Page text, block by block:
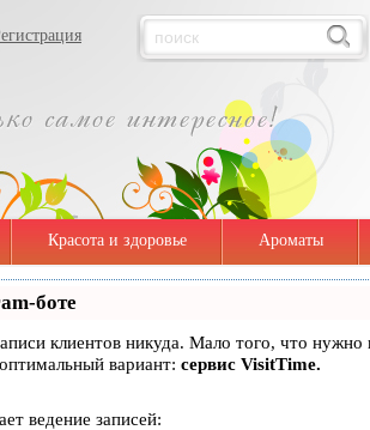
Красота и здоровье Ароматы
боте
клиентов никуда. Мало того, что
вариант: сервис VisitTime.
ведение записей: